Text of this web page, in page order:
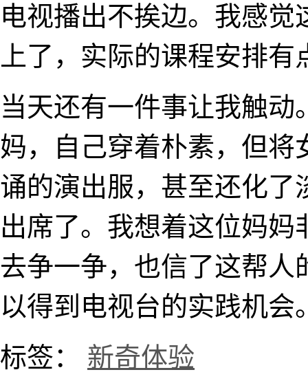
电视播出不挨边。我感
上了，实际的课程安排
当天还有一件事让我触
妈，自己穿着朴素，但
诵的演出服，甚至还化了
出席了。我想着这位妈
去争一争，也信了这帮
以得到电视台的实践机会
标签： 新奇体验